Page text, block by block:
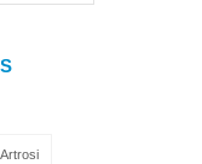
Artrosi